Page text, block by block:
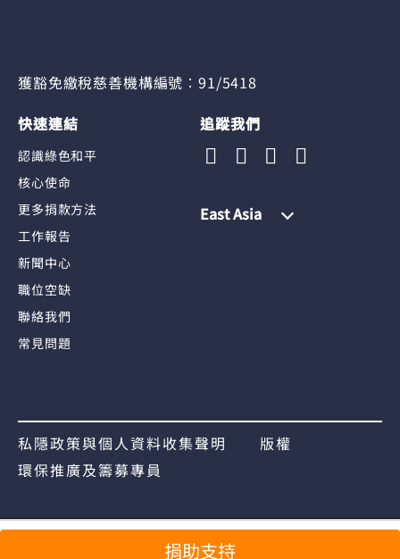
獲豁免繳稅慈善機構編號︰91/5418
快速連結
認識綠色和平
核心使命
更多捐款方法
工作報告
新聞中心
職位空缺
聯絡我們
常見問題
追蹤我們
East Asia
私隱政策與個人資料收集聲明
版權
環保推廣及籌募專員
捐助支持